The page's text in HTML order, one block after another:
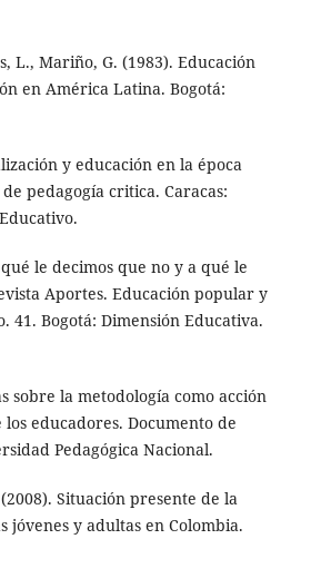
L., Mariño, G. (1983). Educación
en América Latina. Bogotá:
y educación en la época
pedagogía critica. Caracas:
qué le decimos que no y a qué le
Aportes. Educación popular y
41. Bogotá: Dimensión Educativa.
sobre la metodología como acción
educadores. Documento de
Pedagógica Nacional.
Situación presente de la
jóvenes y adultas en Colombia.